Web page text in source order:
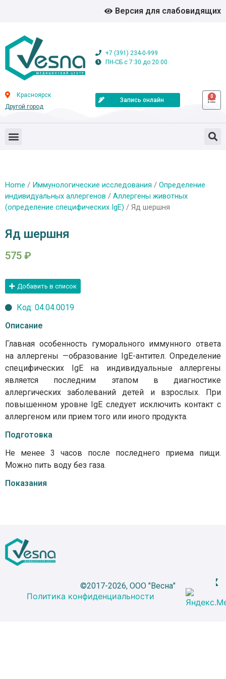
Версия для слабовидящих
+7 (391) 234-0-999
ПН-СБ с 7:30 до 20:00
Красноярск
Другой город
Запись онлайн
0
Home / Иммунологические исследования / Определение
индивидуальных аллергенов / Аллергены животных
(определение специфических IgE) / Яд шершня
Яд шершня
575 ₽
Добавить в список
Код: 04.04.0019
Описание
Главная особенность гуморального иммунного ответа
на аллергены —образование IgE-антител. Определение
специфических IgE на индивидуальные аллергены
является последним этапом в диагностике
аллергических заболеваний детей и взрослых. При
повышенном уровне IgE следует исключить контакт с
аллергеном или прием того или иного продукта.
Подготовка
Не менее 3 часов после последнего приема пищи.
Можно пить воду без газа.
Показания
©2017-2026, ООО "Весна"
Политика конфиденциальности